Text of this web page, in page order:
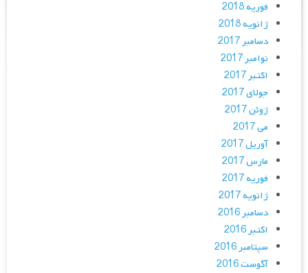
فوریه 2018
ژانویه 2018
دسامبر 2017
نوامبر 2017
اکتبر 2017
جولای 2017
ژوئن 2017
می 2017
آوریل 2017
مارس 2017
فوریه 2017
ژانویه 2017
دسامبر 2016
اکتبر 2016
سپتامبر 2016
آگوست 2016